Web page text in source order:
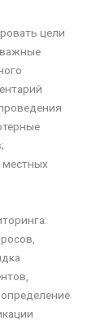
цели
важные
местных